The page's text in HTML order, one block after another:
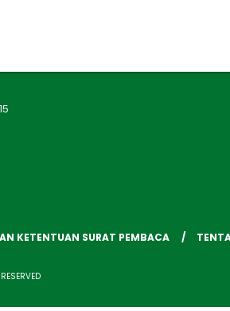
KETENTUAN SURAT PEMBACA